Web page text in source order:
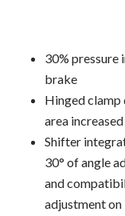
30% pressure
brake
Hinged clamp
area
Shifter
30° of angle
and
adjustment on